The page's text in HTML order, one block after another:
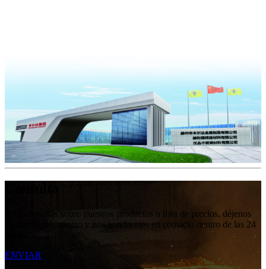
Para consultas sobre nuestros productos o lista de precios, déjenos
su correo electrónico y nos pondremos en contacto dentro de las 24
ENVIAR